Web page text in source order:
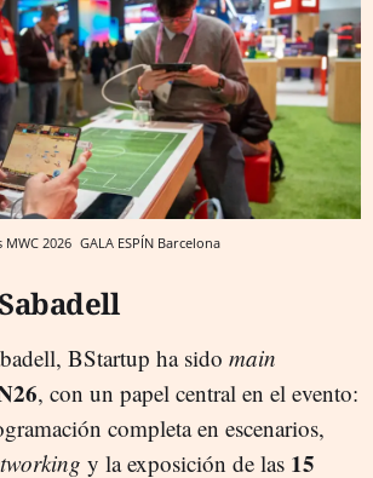
2026 GALA ESPÍN Barcelona
BStartup ha sido main
, con un papel central en el evento:
completa en escenarios,
y la exposición de las 15